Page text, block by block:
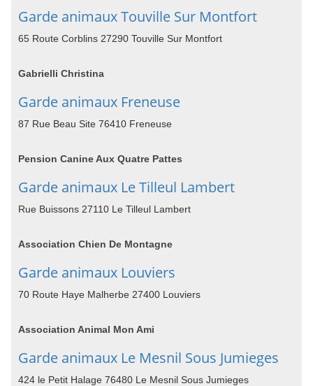
Garde animaux Touville Sur Montfort
65 Route Corblins 27290 Touville Sur Montfort
Gabrielli Christina
Garde animaux Freneuse
87 Rue Beau Site 76410 Freneuse
Pension Canine Aux Quatre Pattes
Garde animaux Le Tilleul Lambert
Rue Buissons 27110 Le Tilleul Lambert
Association Chien De Montagne
Garde animaux Louviers
70 Route Haye Malherbe 27400 Louviers
Association Animal Mon Ami
Garde animaux Le Mesnil Sous Jumieges
424 le Petit Halage 76480 Le Mesnil Sous Jumieges